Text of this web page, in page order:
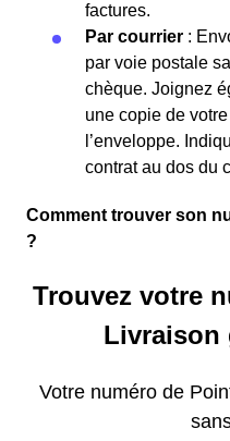
factures.
Par courrier :
par voie postale
chèque. Joignez
une copie de
l’enveloppe.
contrat au dos du
Comment trouver son
?